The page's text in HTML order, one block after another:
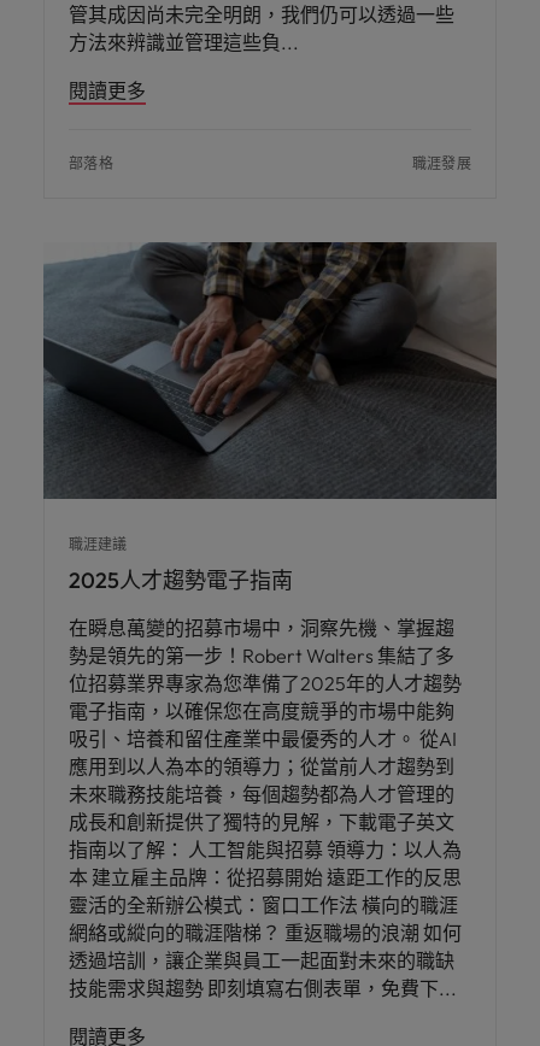
管其成因尚未完全明朗，我們仍可以透過一些
方法來辨識並管理這些負
閱讀更多
部落格 職涯發展
職涯建議
2025人才趨勢電子指南
在瞬息萬變的招募市場中，洞察先機、掌握趨
勢是領先的第一步！Robert Walters 集結了多
位招募業界專家為您準備了2025年的人才趨勢
電子指南，以確保您在高度競爭的市場中能夠
吸引、培養和留住產業中最優秀的人才。 從AI
應用到以人為本的領導力；從當前人才趨勢到
未來職務技能培養，每個趨勢都為人才管理的
成長和創新提供了獨特的見解，下載電子英文
指南以了解： 人工智能與招募 領導力：以人為
本 建立雇主品牌：從招募開始 遠距工作的反思
靈活的全新辦公模式：窗口工作法 橫向的職涯
網絡或縱向的職涯階梯？ 重返職場的浪潮 如何
透過培訓，讓企業與員工一起面對未來的職缺
技能需求與趨勢 即刻填寫右側表單，免費下
閱讀更多